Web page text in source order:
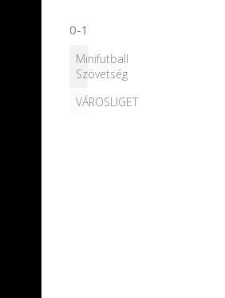
0-1
Minifutball
Szövetség
VÁROSLIGET